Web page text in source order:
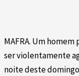
MAFRA. Um
ser violentamente
noite deste